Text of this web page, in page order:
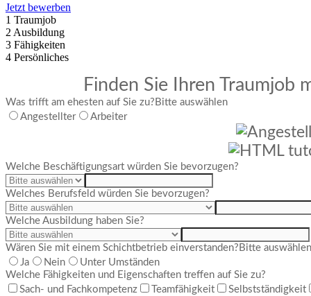
Jetzt bewerben
1 Traumjob
2 Ausbildung
3 Fähigkeiten
4 Persönliches
Finden Sie Ihren Traumjob
Was trifft am ehesten auf Sie zu? Bitte auswählen
Angestellter
Arbeiter
Welche Beschäftigungsart würden Sie bevorzugen?
Welches Berufsfeld würden Sie bevorzugen?
Welche Ausbildung haben Sie?
Wären Sie mit einem Schichtbetrieb einverstanden? Bitte auswählen
Ja
Nein
Unter Umständen
Welche Fähigkeiten und Eigenschaften treffen auf Sie zu?
Sach- und Fachkompetenz
Teamfähigkeit
Selbstständigkeit